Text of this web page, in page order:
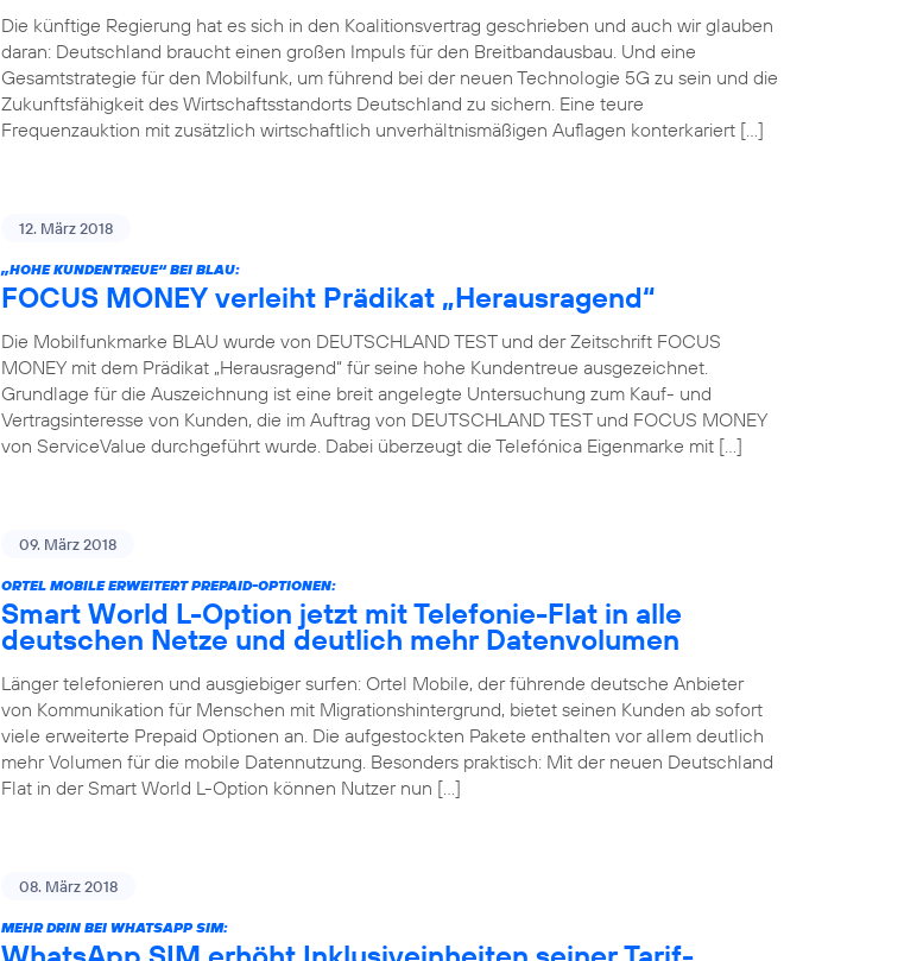
Die künftige Regierung hat es sich in den Koalitionsvertrag geschrieben und auch wir glauben
daran: Deutschland braucht einen großen Impuls für den Breitbandausbau. Und eine
Gesamtstrategie für den Mobilfunk, um führend bei der neuen Technologie 5G zu sein und die
Zukunftsfähigkeit des Wirtschaftsstandorts Deutschland zu sichern. Eine teure
Frequenzauktion mit zusätzlich wirtschaftlich unverhältnismäßigen Auflagen konterkariert […]
12. März 2018
„HOHE KUNDENTREUE“ BEI BLAU:
FOCUS MONEY verleiht Prädikat „Herausragend“
Die Mobilfunkmarke BLAU wurde von DEUTSCHLAND TEST und der Zeitschrift FOCUS
MONEY mit dem Prädikat „Herausragend“ für seine hohe Kundentreue ausgezeichnet.
Grundlage für die Auszeichnung ist eine breit angelegte Untersuchung zum Kauf- und
Vertragsinteresse von Kunden, die im Auftrag von DEUTSCHLAND TEST und FOCUS MONEY
von ServiceValue durchgeführt wurde. Dabei überzeugt die Telefónica Eigenmarke mit […]
09. März 2018
ORTEL MOBILE ERWEITERT PREPAID-OPTIONEN:
Smart World L-Option jetzt mit Telefonie-Flat in alle
deutschen Netze und deutlich mehr Datenvolumen
Länger telefonieren und ausgiebiger surfen: Ortel Mobile, der führende deutsche Anbieter
von Kommunikation für Menschen mit Migrationshintergrund, bietet seinen Kunden ab sofort
viele erweiterte Prepaid Optionen an. Die aufgestockten Pakete enthalten vor allem deutlich
mehr Volumen für die mobile Datennutzung. Besonders praktisch: Mit der neuen Deutschland
Flat in der Smart World L-Option können Nutzer nun […]
08. März 2018
MEHR DRIN BEI WHATSAPP SIM: